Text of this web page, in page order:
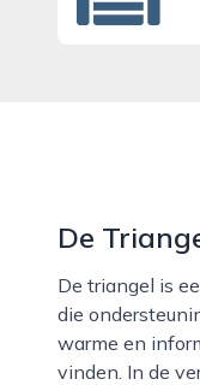
De
De triangel is een veelzijdig en toegankelijk bedrijf in de stad ’s‑gravenhage dat zich richt op mensen
die
warme en
vinden. In de